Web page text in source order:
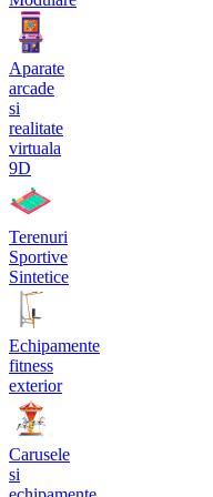
Aparate
arcade
si
realitate
virtuala
9D
Terenuri
Sportive
Sintetice
Echipamente
fitness
exterior
Carusele
si